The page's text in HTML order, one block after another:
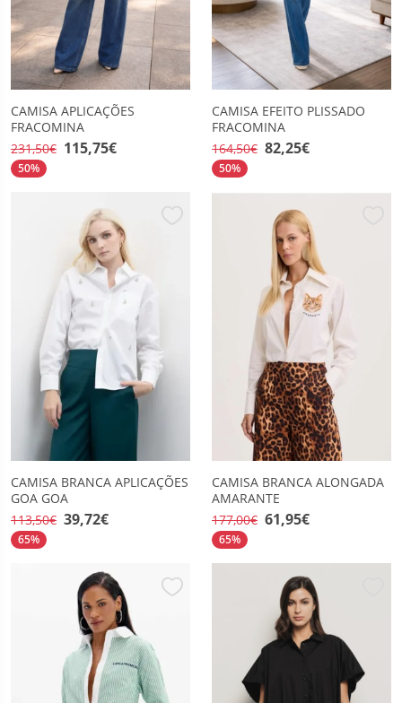
CAMISA APLICAÇÕES
FRACOMINA
231,50€ 115,75€
50%
CAMISA EFEITO PLISSADO
FRACOMINA
164,50€ 82,25€
50%
CAMISA BRANCA APLICAÇÕES
GOA GOA
113,50€ 39,72€
65%
CAMISA BRANCA ALONGADA
AMARANTE
177,00€ 61,95€
65%